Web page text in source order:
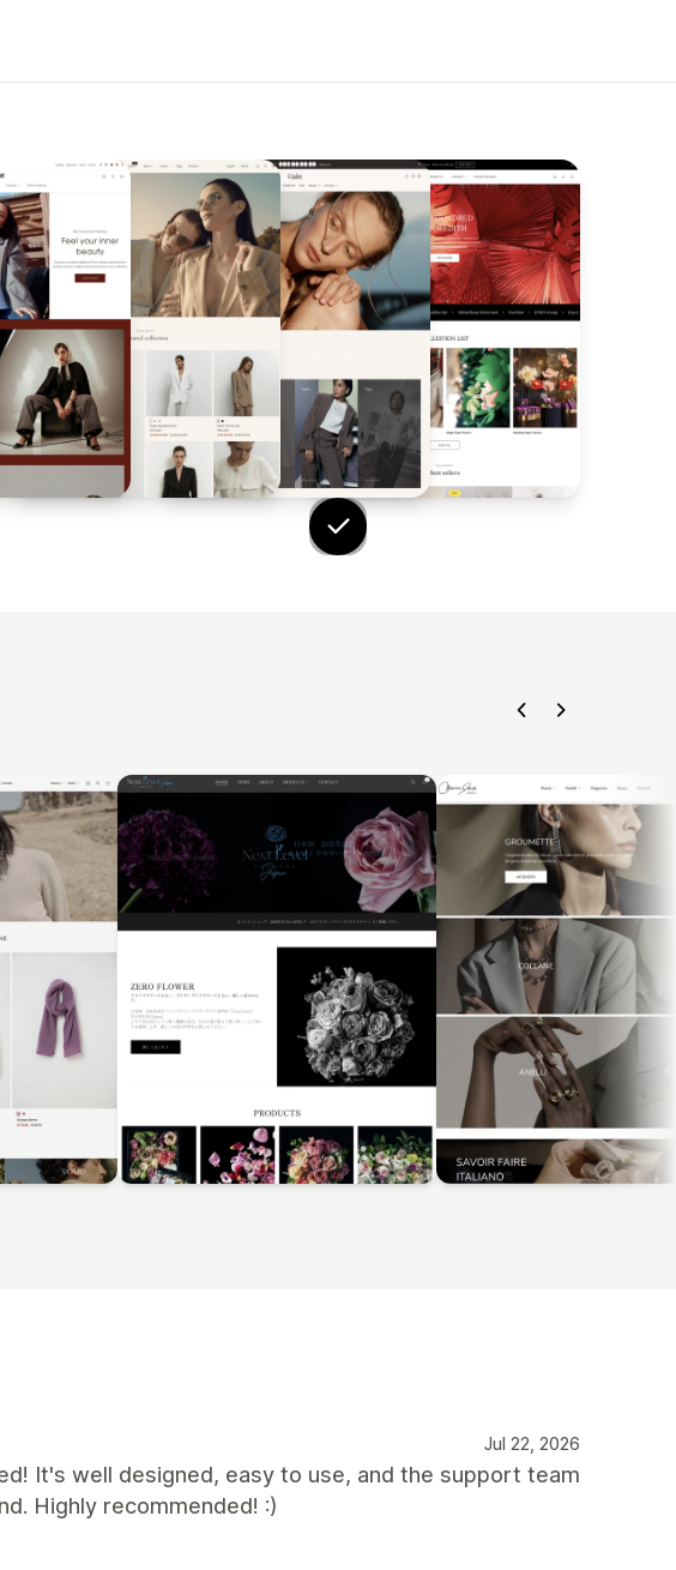
Jul 22, 2026
It's well designed, easy to use, and the support team
Highly recommended! :)